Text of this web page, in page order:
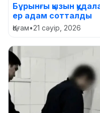
Бұрынғы қызын
ер адам сотталды
Қоғам•21 сәуір, 2026